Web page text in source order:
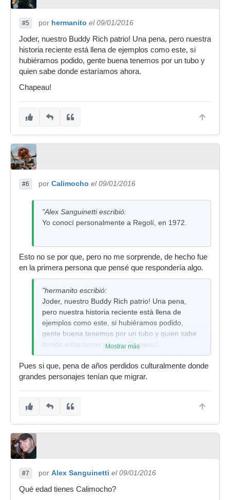
#5 por hermanito el 09/01/2016
Joder, nuestro Buddy Rich patrio! Una pena, pero nuestra
historia reciente está llena de ejemplos como este, si
hubiéramos podido, gente buena tenemos por un tubo y
quien sabe donde estaríamos ahora.
Chapeau!
#6 por Calimocho el 09/01/2016
"Alex Sanguinetti escribió:
Yo conocí personalmente a Regolí, en 1972.
Esto no se por que, pero no me sorprende, de hecho fue
en la primera persona que pensé que respondería algo.
"hermanito escribió:
Joder, nuestro Buddy Rich patrio! Una pena,
pero nuestra historia reciente está llena de
ejemplos como este, si hubiéramos podido,
gente buena tenemos por un tubo y quien sabe
donde estaríamos ahora. Chapeau!
Mostrar más
Pues si que, pena de años perdidos culturalmente donde
grandes personajes tenían que migrar.
#7 por Alex Sanguinetti el 09/01/2016
Qué edad tienes Calimocho?